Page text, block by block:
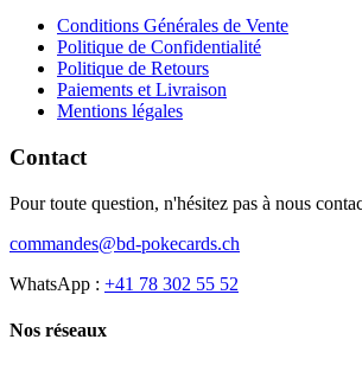
Conditions Générales de Vente
Politique de Confidentialité
Politique de Retours
Paiements et Livraison
Mentions légales
Contact
Pour toute question, n'hésitez pas à nous
commandes@bd-pokecards.ch
WhatsApp : +41 78 302 55 52
Nos réseaux